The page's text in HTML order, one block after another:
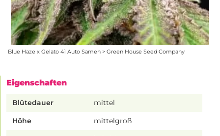
Blue Haze x Gelato 41 Auto Samen > Green House Seed Company
Eigenschaften
Blütedauer mittel
Höhe mittelgroß